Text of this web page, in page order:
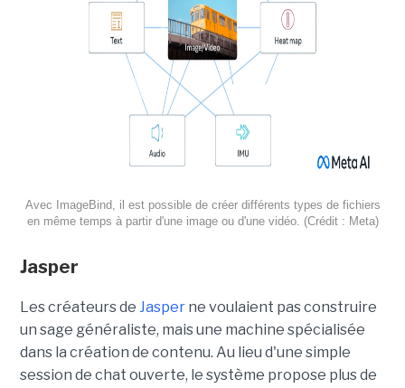
Avec ImageBind, il est possible de créer différents types de fichiers
en même temps à partir d'une image ou d'une vidéo. (Crédit : Meta)
Jasper
Les créateurs de Jasperne voulaient pas construire
un sage généraliste, mais une machine spécialisée
dans la création de contenu. Au lieu d'une simple
session de chat ouverte, le système propose plus de